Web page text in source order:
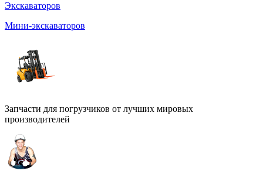
Экскаваторов
Мини-экскаваторов
Запчасти для погрузчиков от лучших мировых
производителей